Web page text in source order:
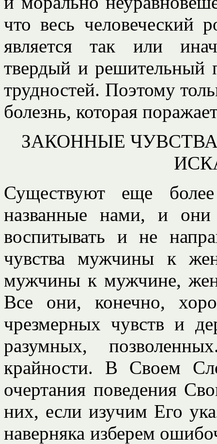
что весь человеческий
является так или
твердый и решительный
трудностей. Поэтому
болезнь, которая
ЗАКОННЫЕ
Существуют еще
названные нами, и
воспитывать и не
чувства мужчины к
мужчины к мужчине,
Все они, конечно,
чрезмерных чувств и
разумных,
крайности. В Своем
очертания поведения
них, если изучим Его
наверняка изберем